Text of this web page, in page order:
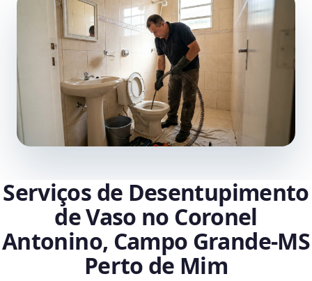
Serviços de Desentupimento
de Vaso no Coronel
Antonino, Campo Grande‑MS
Perto de Mim